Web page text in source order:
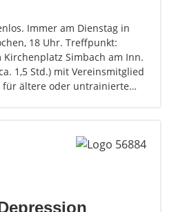
Immer am Dienstag in
18 Uhr. Treffpunkt:
Simbach am Inn.
1,5 Std.) mit Vereinsmitglied
für ältere oder untrainierte…